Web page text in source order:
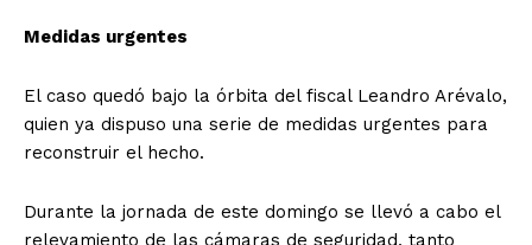
Medidas urgentes
El caso quedó bajo la órbita del fiscal Leandro Arévalo,
quien ya dispuso una serie de medidas urgentes para
reconstruir el hecho.
Durante la jornada de este domingo se llevó a cabo el
relevamiento de las cámaras de seguridad, tanto